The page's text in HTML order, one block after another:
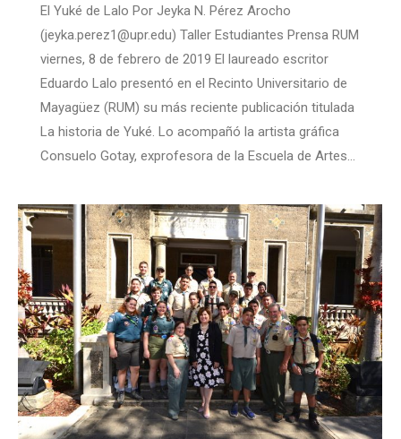
El Yuké de Lalo Por Jeyka N. Pérez Arocho
(jeyka.perez1@upr.edu) Taller Estudiantes Prensa RUM
viernes, 8 de febrero de 2019 El laureado escritor
Eduardo Lalo presentó en el Recinto Universitario de
Mayagüez (RUM) su más reciente publicación titulada
La historia de Yuké. Lo acompañó la artista gráfica
Consuelo Gotay, exprofesora de la Escuela de Artes…